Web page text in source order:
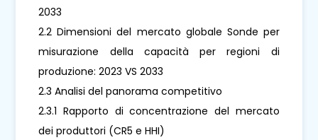
2033
2.2 Dimensioni del mercato globale Sonde per
misurazione della capacità per regioni di
produzione: 2023 VS 2033
2.3 Analisi del panorama competitivo
2.3.1 Rapporto di concentrazione del mercato
dei produttori (CR5 e HHI)